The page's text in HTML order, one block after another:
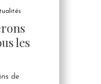
les
de